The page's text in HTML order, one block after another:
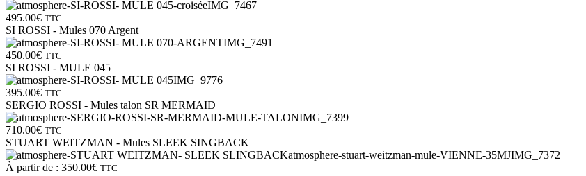
495.00€ TTC
SI ROSSI - Mules 070 Argent
450.00€ TTC
SI ROSSI - MULE 045
395.00€ TTC
SERGIO ROSSI - Mules talon SR MERMAID
710.00€ TTC
STUART WEITZMAN - Mules SLEEK SINGBACK
À partir de : 350.00€ TTC